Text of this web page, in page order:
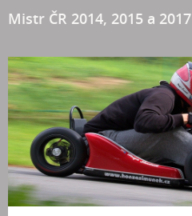
Mistr ČR 2014, 2015 a 2017